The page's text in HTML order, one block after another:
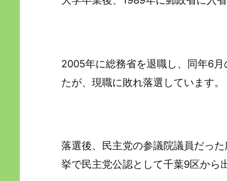
2005年に総務省を退職し、同年6
たが、現職に敗れ落選しています。
落選後、民主党の参議院議員だっ
挙で民主党公認として千葉9区から